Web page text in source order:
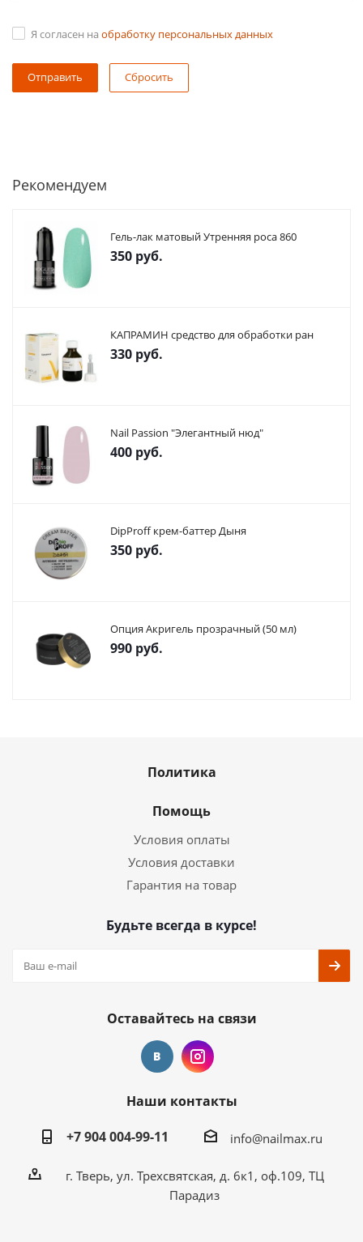
Я согласен на обработку персональных данных
Сбросить
Рекомендуем
Гель-лак матовый Утренняя роса 860
350 руб.
КАПРАМИН средство для обработки ран
330 руб.
Nail Passion "Элегантный нюд"
400 руб.
DipProff крем-баттер Дыня
350 руб.
Опция Акригель прозрачный (50 мл)
990 руб.
Политика
Помощь
Условия оплаты
Условия доставки
Гарантия на товар
Будьте всегда в курсе!
Оставайтесь на связи
Наши контакты
+7 904 004-99-11
info@nailmax.ru
г. Тверь, ул. Трехсвятская, д. 6к1, оф.109, ТЦ
Парадиз